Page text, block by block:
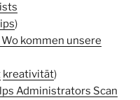
)
kommen unsere
kreativität)
Administrators Scan